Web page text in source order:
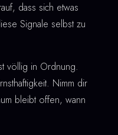
dass sich etwas
Signale selbst zu
völlig in Ordnung.
Nimm dir
bleibt offen, wann